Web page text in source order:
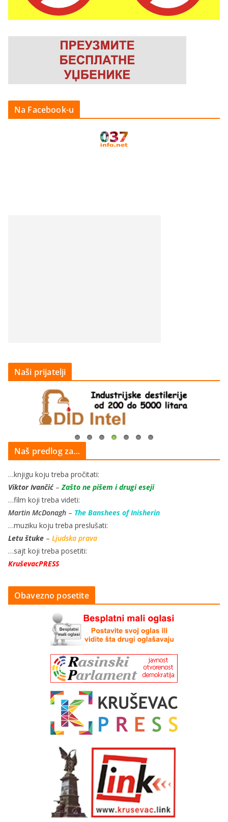
Na Facebook-u
Naši prijatelji
Naš predlog za…
…knjigu koju treba pročitati:
Viktor Ivančić–Zašto ne pišem i drugi eseji
…film koji treba videti:
Martin McDonagh – The Banshees of Inisherin
…muziku koju treba preslušati:
Letu štuke – Ljudska prava
…sajt koji treba posetiti:
KruševacPRESS
Obavezno posetite